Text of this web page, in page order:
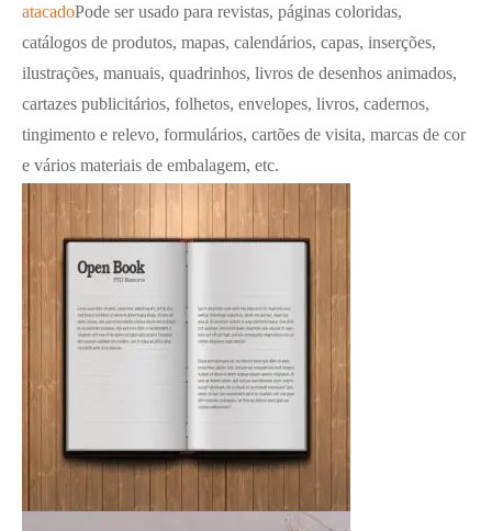
atacadoPode ser usado para revistas, páginas coloridas,
catálogos de produtos, mapas, calendários, capas, inserções,
ilustrações, manuais, quadrinhos, livros de desenhos animados,
cartazes publicitários, folhetos, envelopes, livros, cadernos,
tingimento e relevo, formulários, cartões de visita, marcas de cor
e vários materiais de embalagem, etc.